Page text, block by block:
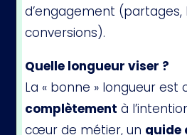
d’engagement (partages,
conversions).
Quelle longueur viser ?
La « bonne » longueur est
complètement à
cœur de métier, un guide